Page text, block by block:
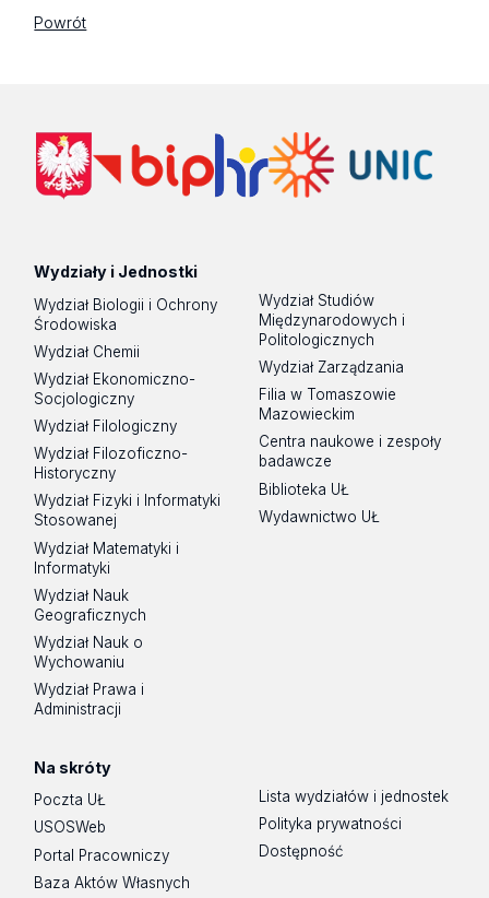
Powrót
Wydziały i Jednostki
Wydział Biologii i Ochrony
Środowiska
Wydział Chemii
Wydział Ekonomiczno-
Socjologiczny
Wydział Filologiczny
Wydział Filozoficzno-
Historyczny
Wydział Fizyki i Informatyki
Stosowanej
Wydział Matematyki i
Informatyki
Wydział Nauk
Geograficznych
Wydział Nauk o
Wychowaniu
Wydział Prawa i
Administracji
Wydział Studiów
Międzynarodowych i
Politologicznych
Wydział Zarządzania
Filia w Tomaszowie
Mazowieckim
Centra naukowe i zespoły
badawcze
Biblioteka UŁ
Wydawnictwo UŁ
Na skróty
Poczta UŁ
USOSWeb
Portal Pracowniczy
Baza Aktów Własnych
Lista wydziałów i jednostek
Polityka prywatności
Dostępność